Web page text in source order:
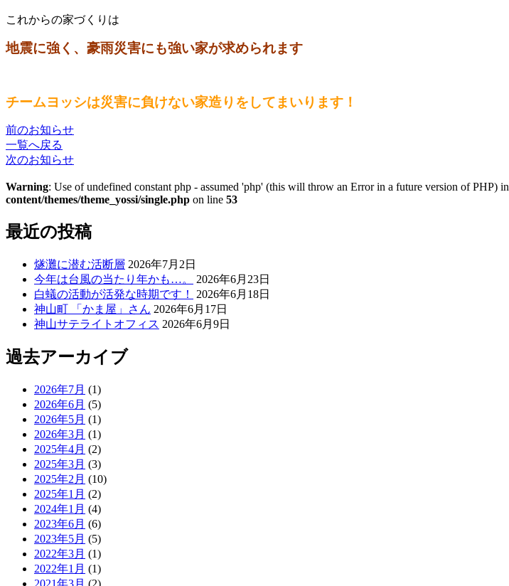
これからの家づくりは
地震に強く、豪雨災害にも強い家が求められます
チームヨッシは災害に負けない家造りをしてまいります！
前のお知らせ
一覧へ戻る
次のお知らせ
Warning: Use of undefined constant php - assumed 'php' (this will throw an Error in a future version of PHP) in
content/themes/theme_yossi/single.php on line 53
最近の投稿
燧灘に潜む活断層 2026年7月2日
今年は台風の当たり年かも…。
2026年6月23日
白蟻の活動が活発な時期です！
2026年6月18日
神山町 「かま屋」さん 2026年6月17日
神山サテライトオフィス 2026年6月9日
過去アーカイブ
2026年7月 (1)
2026年6月 (5)
2026年5月 (1)
2026年3月 (1)
2025年4月 (2)
2025年3月 (3)
2025年2月 (10)
2025年1月 (2)
2024年1月 (4)
2023年6月 (6)
2023年5月 (5)
2022年3月 (1)
2022年1月 (1)